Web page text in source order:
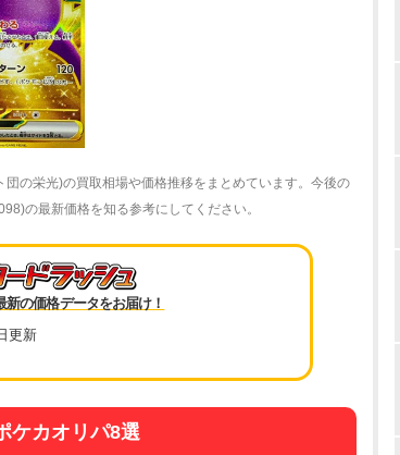
の栄光)の買取相場や価格推移をまとめています。今後の
の最新価格を知る参考にしてください。
の価格データをお届け！
更新
ケカオリパ8選